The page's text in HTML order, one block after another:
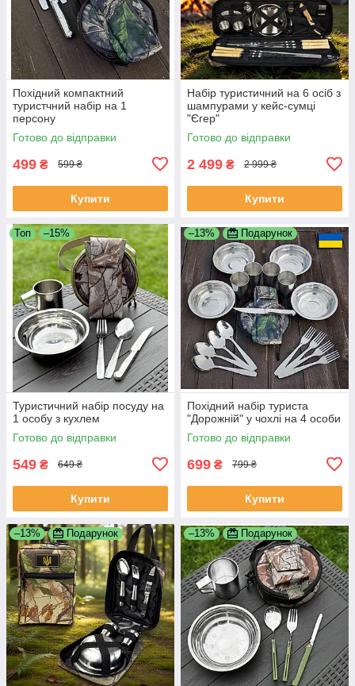
Похідний компактний
туристчний набір на 1
персону
Готово до відправки
499 ₴ 599 ₴
Купити
Набір туристичний на 6 осіб з
шампурами у кейс-сумці
"Єгер"
Готово до відправки
2 499 ₴ 2 999 ₴
Купити
Топ –15%
Туристичний набір посуду на
1 особу з кухлем
Готово до відправки
549 ₴ 649 ₴
Купити
–13% Подарунок
Похідний набір туриста
"Дорожній" у чохлі на 4 особи
Готово до відправки
699 ₴ 799 ₴
Купити
–13% Подарунок –13% Подарунок